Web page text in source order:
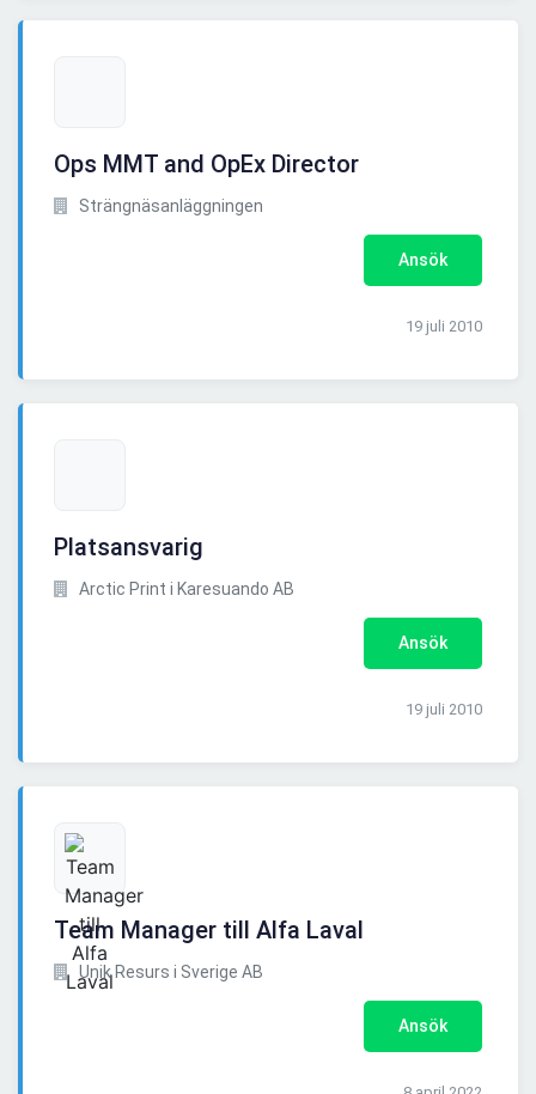
Ops MMT and OpEx Director
Strängnäsanläggningen
Ansök
19 juli 2010
Platsansvarig
Arctic Print i Karesuando AB
Ansök
19 juli 2010
Team Manager till Alfa Laval
Unik Resurs i Sverige AB
Ansök